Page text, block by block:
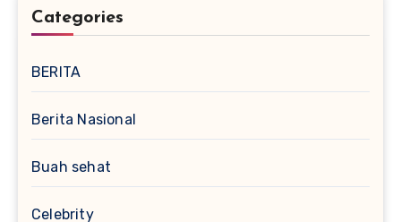
Categories
BERITA
Berita Nasional
Buah sehat
Celebrity